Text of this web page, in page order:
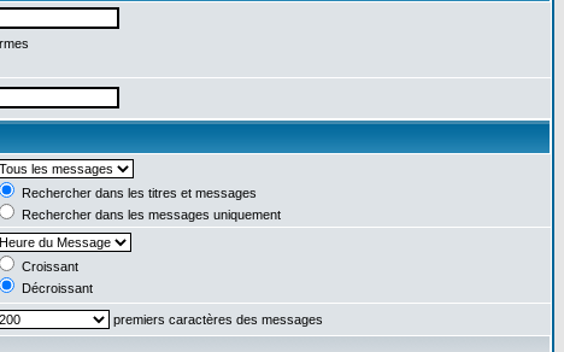
Rechercher dans les titres et messages
Rechercher dans les messages uniquement
Croissant
Décroissant
premiers caractères des messages